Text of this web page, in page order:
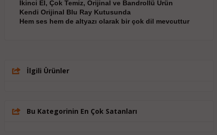
İkinci El, Çok Temiz, Orijinal ve Bandrollü Ürün
Kendi Orijinal Blu Ray Kutusunda
Hem ses hem de altyazı olarak bir çok dil mevcuttur
İlgili Ürünler
Bu Kategorinin En Çok Satanları